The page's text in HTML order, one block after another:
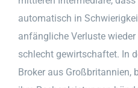
automatisch in
anfängliche Verluste
schlecht gewirtschaftet. In
Broker aus Großbritannien,